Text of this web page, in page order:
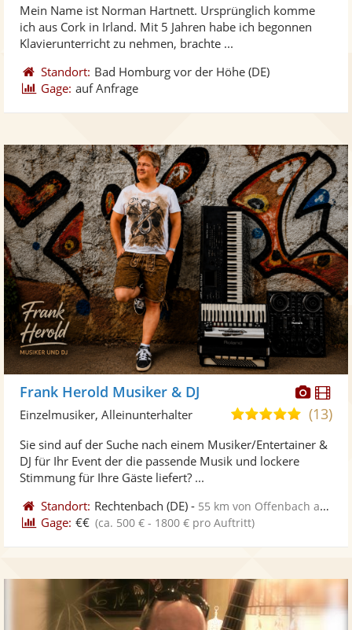
Fotos
5
Mein Name ist Norman Hartnett. Ursprünglich komme
ich aus Cork in Irland. Mit 5 Jahren habe ich begonnen
Klavierunterricht zu nehmen, brachte ...
Standort: Bad Homburg vor der Höhe (DE)
Gage: auf Anfrage
Fotos
Frank Herold Musiker & DJ
4,9
5
(13)
Einzelmusiker, Alleinunterhalter
Sie sind auf der Suche nach einem Musiker/Entertainer &
DJ für Ihr Event der die passende Musik und lockere
Stimmung für Ihre Gäste liefert? ...
Standort: Rechtenbach (DE) - 55 km von Offenbach am Main
Gage: €€ (ca. 500 € - 1800 € pro Auftritt)